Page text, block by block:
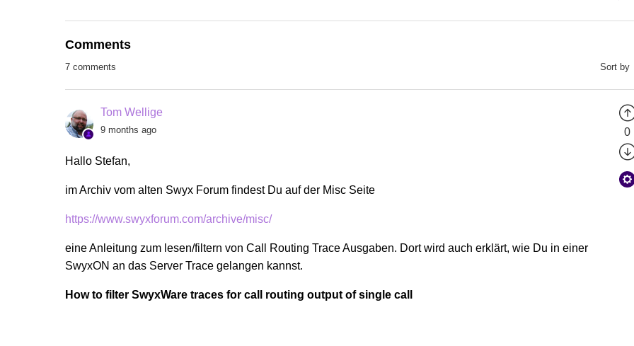
Comments
7 comments Sort by
Tom Wellige
9 months ago
Hallo Stefan,
im Archiv vom alten Swyx Forum findest Du auf der Misc Seite
https://www.swyxforum.com/archive/misc/
eine Anleitung zum lesen/filtern von Call Routing Trace Ausgaben. Dort wird auch erklärt, wie Du in einer
SwyxON an das Server Trace gelangen kannst.
How to filter SwyxWare traces for call routing output of single call
0